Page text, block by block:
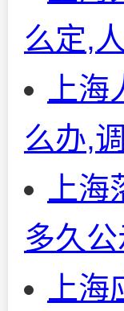
么定,
上
么办,
上
多久公
上